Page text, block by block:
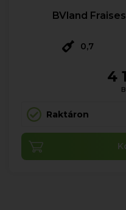
BVland
0,7
4
Raktáron